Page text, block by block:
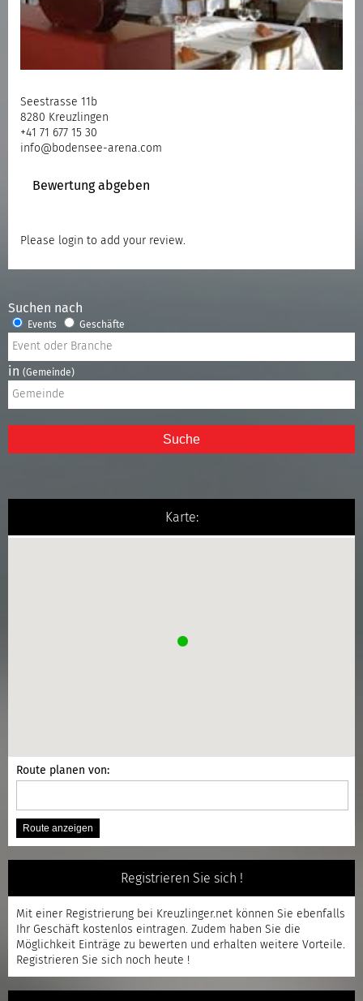
Seestrasse 11b
8280 Kreuzlingen
+41 71 677 15 30
info@bodensee-arena.com
Bewertung abgeben
Please login to add your review.
Suchen nach
Events Geschäfte
in (Gemeinde)
Suche
Karte:
Route planen von:
Registrieren Sie sich !
Mit einer Registrierung bei Kreuzlinger.net können Sie ebenfalls
Ihr Geschäft kostenlos eintragen. Zudem haben Sie die
Möglichkeit Einträge zu bewerten und erhalten weitere Vorteile.
Registrieren Sie sich noch heute !